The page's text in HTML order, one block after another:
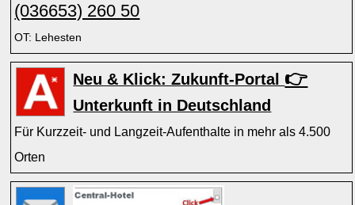
(036653) 260 50
OT: Lehesten
Neu & Klick: Zukunft-Portal 👉
Unterkunft in Deutschland
Für Kurzzeit- und Langzeit-Aufenthalte in mehr als 4.500
Orten